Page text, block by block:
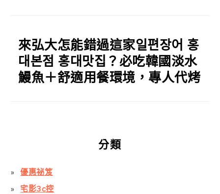
來弘大怎能錯過這家일편장어 홍
대본점 홍대맛집？必吃韓國淡水
鰻魚＋舒適用餐環境，專人代烤
分類
優惠祕笈
宅影3c控